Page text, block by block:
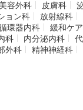
美容外科 皮膚科
ョン科
放射線科
環器内科
緩和ケ
科 内分泌内科
外科
精神神経科